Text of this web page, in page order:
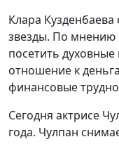
Клара
звезды. По мнению
посетить
отношение к
финансовые
Cегодня актрисе
года. Чулпан